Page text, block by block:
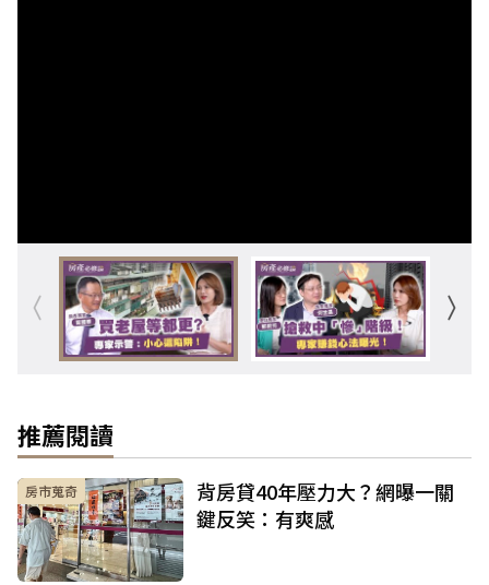
推薦閱讀
房市蒐奇
背房貸40年壓力大？網曝一關
鍵反笑：有爽感